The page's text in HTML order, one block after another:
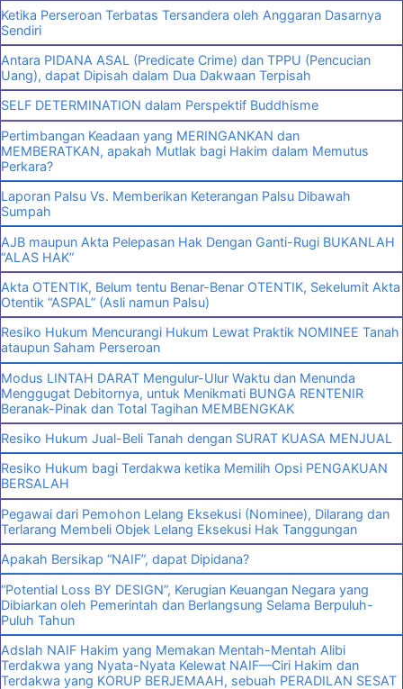
Ketika Perseroan Terbatas Tersandera oleh Anggaran Dasarnya
Sendiri
Antara PIDANA ASAL (Predicate Crime) dan TPPU (Pencucian
Uang), dapat Dipisah dalam Dua Dakwaan Terpisah
SELF DETERMINATION dalam Perspektif Buddhisme
Pertimbangan Keadaan yang MERINGANKAN dan
MEMBERATKAN, apakah Mutlak bagi Hakim dalam Memutus
Perkara?
Laporan Palsu Vs. Memberikan Keterangan Palsu Dibawah
Sumpah
AJB maupun Akta Pelepasan Hak Dengan Ganti-Rugi BUKANLAH
“ALAS HAK”
Akta OTENTIK, Belum tentu Benar-Benar OTENTIK, Sekelumit Akta
Otentik “ASPAL” (Asli namun Palsu)
Resiko Hukum Mencurangi Hukum Lewat Praktik NOMINEE Tanah
ataupun Saham Perseroan
Modus LINTAH DARAT Mengulur-Ulur Waktu dan Menunda
Menggugat Debitornya, untuk Menikmati BUNGA RENTENIR
Beranak-Pinak dan Total Tagihan MEMBENGKAK
Resiko Hukum Jual-Beli Tanah dengan SURAT KUASA MENJUAL
Resiko Hukum bagi Terdakwa ketika Memilih Opsi PENGAKUAN
BERSALAH
Pegawai dari Pemohon Lelang Eksekusi (Nominee), Dilarang dan
Terlarang Membeli Objek Lelang Eksekusi Hak Tanggungan
Apakah Bersikap “NAIF”, dapat Dipidana?
“Potential Loss BY DESIGN”, Kerugian Keuangan Negara yang
Dibiarkan oleh Pemerintah dan Berlangsung Selama Berpuluh-
Puluh Tahun
Adslah NAIF Hakim yang Memakan Mentah-Mentah Alibi
Terdakwa yang Nyata-Nyata Kelewat NAIF—Ciri Hakim dan
Terdakwa yang KORUP BERJEMAAH, sebuah PERADILAN SESAT